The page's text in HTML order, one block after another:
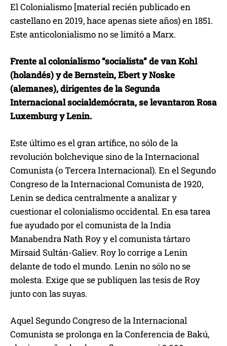
El Colonialismo [material recién publicado en
castellano en 2019, hace apenas siete años) en 1851.
Este anticolonialismo no se limitó a Marx.
Frente al colonialismo “socialista” de van Kohl
(holandés) y de Bernstein, Ebert y Noske
(alemanes), dirigentes de la Segunda
Internacional socialdemócrata, se levantaron Rosa
Luxemburg y Lenin.
Este último es el gran artífice, no sólo de la
revolución bolchevique sino de la Internacional
Comunista (o Tercera Internacional). En el Segundo
Congreso de la Internacional Comunista de 1920,
Lenin se dedica centralmente a analizar y
cuestionar el colonialismo occidental. En esa tarea
fue ayudado por el comunista de la India
Manabendra Nath Roy y el comunista tártaro
Mirsaid Sultán-Galiev. Roy lo corrige a Lenin
delante de todo el mundo. Lenin no sólo no se
molesta. Exige que se publiquen las tesis de Roy
junto con las suyas.
Aquel Segundo Congreso de la Internacional
Comunista se prolonga en la Conferencia de Bakú,